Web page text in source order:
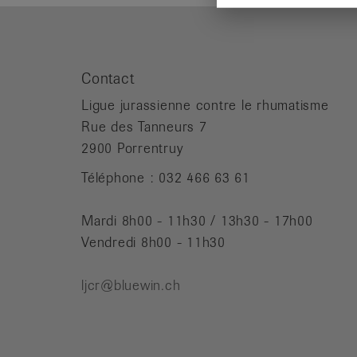
Contact
Ligue jurassienne contre le rhumatisme
Rue des Tanneurs 7
2900 Porrentruy
Téléphone : 032 466 63 61
Mardi 8h00 - 11h30 / 13h30 - 17h00
Vendredi 8h00 - 11h30
ljcr@bluewin.ch